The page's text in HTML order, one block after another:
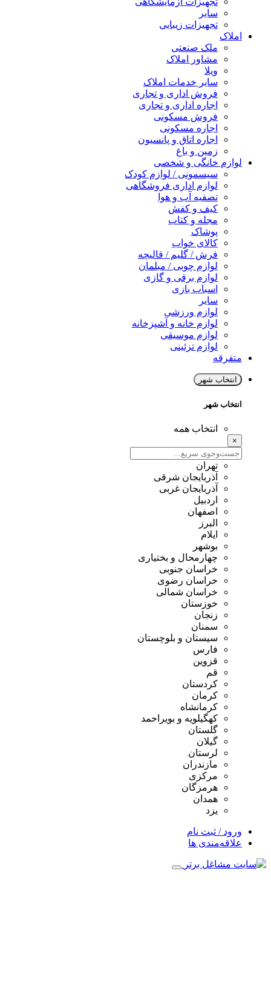
سایر
تجهیزات زیبایی
املاک
ملک صنعتی
مشاور املاک
ویلا
سایر خدمات املاک
فروش اداری و تجاری
اجاره اداری و تجاری
فروش مسکونی
اجاره مسکونی
اجاره اتاق و پانسیون
زمین و باغ
لوازم خانگی و شخصی
سیسمونی / لوازم کودک
لوازم اداری فروشگاهی
تصفیه آب و هوا
کیف و کفش
مجله و کتاب
پوشاک
کالای خواب
فرش / گلیم / قالیچه
لوازم چوبی / مبلمان
لوازم برقی و گازی
اسباب بازی
سایر
لوازم ورزشی
لوازم خانه و آشپزخانه
لوازم موسیقی
لوازم تزئینی
متفرقه
انتخاب شهر
انتخاب شهر
انتخاب همه
×
تهران
آذربایجان شرقی
آذربایجان غربی
اردبیل
اصفهان
البرز
ایلام
بوشهر
چهارمحال و بختیاری
خراسان جنوبی
خراسان رضوی
خراسان شمالی
خوزستان
زنجان
سمنان
سیستان و بلوچستان
فارس
قزوین
قم
کردستان
کرمان
کرمانشاه
کهگیلویه و بویراحمد
گلستان
گیلان
لرستان
مازندران
مرکزی
هرمزگان
همدان
یزد
ورود / ثبت نام
علاقه‌مندی ها